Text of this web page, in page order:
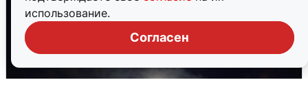
использование.
Согласен